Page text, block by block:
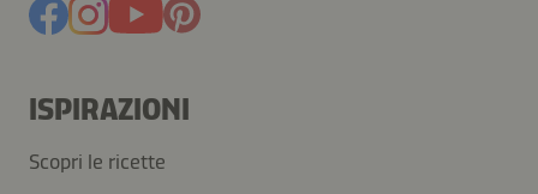
ISPIRAZIONI
Scopri le ricette